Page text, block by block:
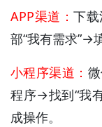
APP渠道：下
部“我有需求”→
小程序渠道：
程序→找到“我
成操作。